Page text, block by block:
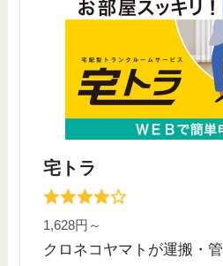
宅トラ
1,628円～
クロネコヤマトが運搬・